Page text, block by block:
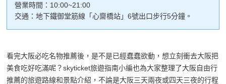
營業時間：10:00~21:00
交通：地下鐵御堂筋線「心齋橋站」6號出口步行5分鐘。
看完大阪必吃名物推薦後，是不是已經蠢蠢欲動，想立刻衝去大阪把
美食吃好吃滿呢？skyticket旅遊指南小編也為大家整理了大阪自由行
推薦的旅遊路線和景點介紹，不論是大阪三天兩夜或四天三夜的行程